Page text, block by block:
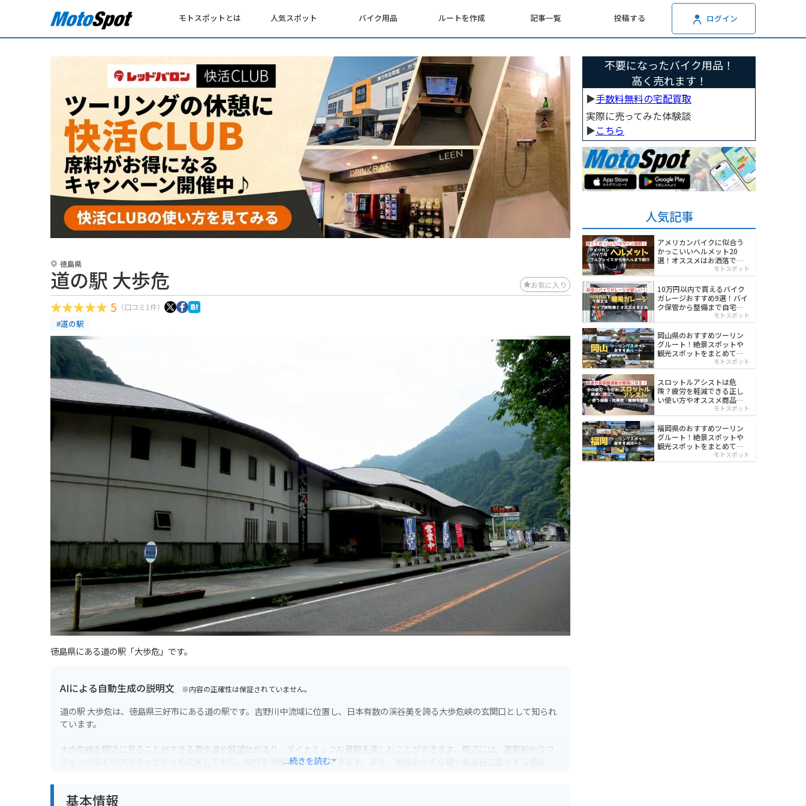
モトスポットとは 人気スポット バイク用品 ルートを作成 記事一覧 投稿する ログイン
徳島県
道の駅 大歩危 お気に入り
5 （口コミ1件）
#道の駅
徳島県にある道の駅「大歩危」です。
AIによる自動生成の説明文 ※内容の正確性は保証されていません。
道の駅 大歩危は、徳島県三好市にある道の駅です。吉野川中流域に位置し、日本有数の渓谷美を誇る大歩危峡の玄関口として知られ
ています。
大歩危峡を間近に見ることができる遊歩道や展望台があり、ダイナミックな景観を楽しむことができます。周辺には、遊覧船やラフ
ティングなどのアクティビティも充実しており、自然を満喫することができます。また、祖谷のかずら橋や奥祖谷二重かずら橋など
道の駅には、地元の特産品を販売するショップやレストランがあります。徳島ラーメンや阿波尾鶏などのご当地グルメを味わえるほ
...続きを読む
基本情報
不要になったバイク用品！
高く売れます！
▶︎手数料無料の宅配買取
実際に売ってみた体験談
▶︎こちら
人気記事
アメリカンバイクに似合う
かっこいいヘルメット20
選！オススメはお洒落でワ
モトスポット
10万円以内で買えるバイク
ガレージおすすめ9選！バイ
ク保管から整備まで自宅で
モトスポット
岡山県のおすすめツーリン
グルート！絶景スポットや
観光スポットをまとめて紹
モトスポット
スロットルアシストは危
険？疲労を軽減できる正し
い使い方やオススメ商品を
モトスポット
福岡県のおすすめツーリン
グルート！絶景スポットや
観光スポットをまとめて紹
モトスポット